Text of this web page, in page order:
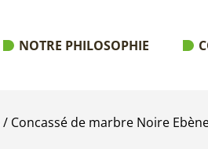
NOTRE PHILOSOPHIE
/ Concassé de marbre Noire